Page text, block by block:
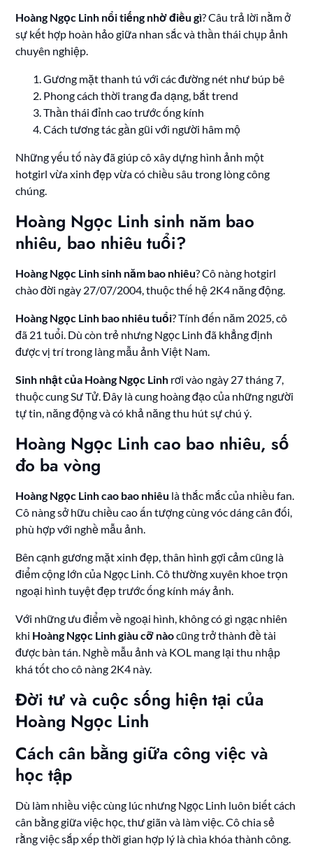
Hoàng Ngọc Linh nổi tiếng nhờ điều gì? Câu trả lời nằm ở
sự kết hợp hoàn hảo giữa nhan sắc và thần thái chụp ảnh
chuyên nghiệp.
Gương mặt thanh tú với các đường nét như búp bê
Phong cách thời trang đa dạng, bắt trend
Thần thái đỉnh cao trước ống kính
Cách tương tác gần gũi với người hâm mộ
Những yếu tố này đã giúp cô xây dựng hình ảnh một
hotgirl vừa xinh đẹp vừa có chiều sâu trong lòng công
chúng.
Hoàng Ngọc Linh sinh năm bao
nhiêu, bao nhiêu tuổi?
Hoàng Ngọc Linh sinh năm bao nhiêu? Cô nàng hotgirl
chào đời ngày 27/07/2004, thuộc thế hệ 2K4 năng động.
Hoàng Ngọc Linh bao nhiêu tuổi? Tính đến năm 2025, cô
đã 21 tuổi. Dù còn trẻ nhưng Ngọc Linh đã khẳng định
được vị trí trong làng mẫu ảnh Việt Nam.
Sinh nhật của Hoàng Ngọc Linh rơi vào ngày 27 tháng 7,
thuộc cung Sư Tử. Đây là cung hoàng đạo của những người
tự tin, năng động và có khả năng thu hút sự chú ý.
Hoàng Ngọc Linh cao bao nhiêu, số
đo ba vòng
Hoàng Ngọc Linh cao bao nhiêu là thắc mắc của nhiều fan.
Cô nàng sở hữu chiều cao ấn tượng cùng vóc dáng cân đối,
phù hợp với nghề mẫu ảnh.
Bên cạnh gương mặt xinh đẹp, thân hình gợi cảm cũng là
điểm cộng lớn của Ngọc Linh. Cô thường xuyên khoe trọn
ngoại hình tuyệt đẹp trước ống kính máy ảnh.
Với những ưu điểm về ngoại hình, không có gì ngạc nhiên
khi Hoàng Ngọc Linh giàu cỡ nàocũng trở thành đề tài
được bàn tán. Nghề mẫu ảnh và KOL mang lại thu nhập
khá tốt cho cô nàng 2K4 này.
Đời tư và cuộc sống hiện tại của
Hoàng Ngọc Linh
Cách cân bằng giữa công việc và
học tập
Dù làm nhiều việc cùng lúc nhưng Ngọc Linh luôn biết cách
cân bằng giữa việc học, thư giãn và làm việc. Cô chia sẻ
rằng việc sắp xếp thời gian hợp lý là chìa khóa thành công.